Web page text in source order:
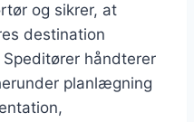
og sikrer, at
destination
håndterer
planlægning